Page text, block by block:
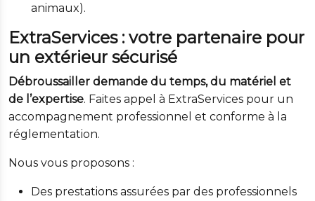
animaux).
ExtraServices : votre partenaire pour
un extérieur sécurisé
Débroussailler demande du temps, du matériel et
de l’expertise. Faites appel à ExtraServices pour un
accompagnement professionnel et conforme à la
réglementation.
Nous vous proposons :
Des prestations assurées par des professionnels